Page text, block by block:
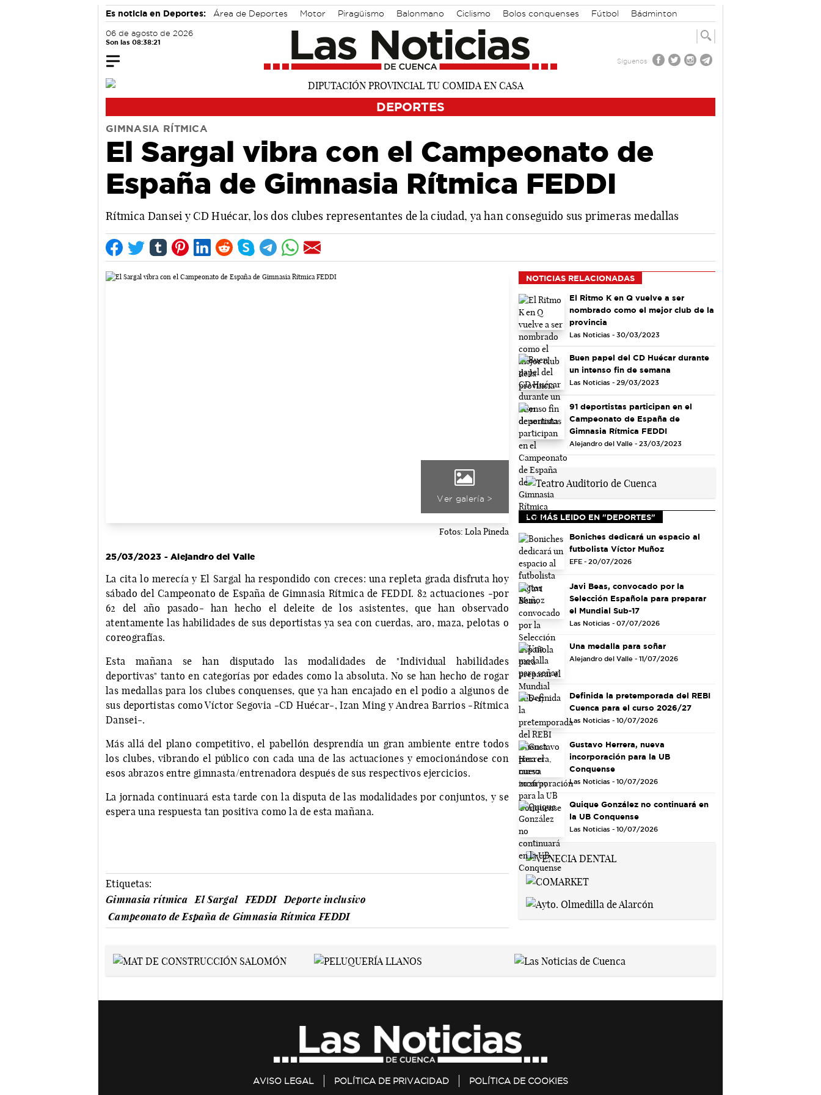
Es noticia en Deportes: Área de Deportes Motor Piragüismo Balonmano Ciclismo Bolos conquenses Fútbol Bádminton
06 de agosto de 2026
Son las 08:38:22
Síguenos
DEPORTES
GIMNASIA RÍTMICA
El Sargal vibra con el Campeonato de
España de Gimnasia Rítmica FEDDI
Rítmica Dansei y CD Huécar, los dos clubes representantes de la ciudad, ya han conseguido sus primeras medallas
Ver galería >
Fotos: Lola Pineda
25/03/2023 - Alejandro del Valle
La cita lo merecía y El Sargal ha respondido con creces: una repleta grada disfruta hoy
sábado del Campeonato de España de Gimnasia Rítmica de FEDDI. 82 actuaciones -por
62 del año pasado- han hecho el deleite de los asistentes, que han observado
atentamente las habilidades de sus deportistas ya sea con cuerdas, aro, maza, pelotas o
coreografías.
Esta mañana se han disputado las modalidades de "Individual habilidades
deportivas" tanto en categorías por edades como la absoluta. No se han hecho de rogar
las medallas para los clubes conquenses, que ya han encajado en el podio a algunos de
sus deportistas como Víctor Segovia -CD Huécar-, Izan Ming y Andrea Barrios -Rítmica
Dansei-.
Más allá del plano competitivo, el pabellón desprendía un gran ambiente entre todos
los clubes, vibrando el público con cada una de las actuaciones y emocionándose con
esos abrazos entre gimnasta/entrenadora después de sus respectivos ejercicios.
La jornada continuará esta tarde con la disputa de las modalidades por conjuntos, y se
espera una respuesta tan positiva como la de esta mañana.
Etiquetas:
Gimnasia rítmica
El Sargal FEDDI
Deporte inclusivo
Campeonato de España de Gimnasia Rítmica FEDDI
NOTICIAS RELACIONADAS
El Ritmo K en Q vuelve a ser
nombrado como el mejor club de la
provincia
Las Noticias - 30/03/2023
Buen papel del CD Huécar durante
un intenso fin de semana
Las Noticias - 29/03/2023
91 deportistas participan en el
Campeonato de España de
Gimnasia Rítmica FEDDI
Alejandro del Valle - 23/03/2023
LO MÁS LEIDO EN "DEPORTES"
Boniches dedicará un espacio al
futbolista Víctor Muñoz
EFE - 20/07/2026
Javi Beas, convocado por la
Selección Española para preparar
el Mundial Sub-17
Las Noticias - 07/07/2026
Una medalla para soñar
Alejandro del Valle - 11/07/2026
Definida la pretemporada del REBI
Cuenca para el curso 2026/27
Las Noticias - 10/07/2026
Gustavo Herrera, nueva
incorporación para la UB
Conquense
Las Noticias - 10/07/2026
Quique González no continuará en
la UB Conquense
Las Noticias - 10/07/2026
AVISO LEGAL POLÍTICA DE PRIVACIDAD POLÍTICA DE COOKIES